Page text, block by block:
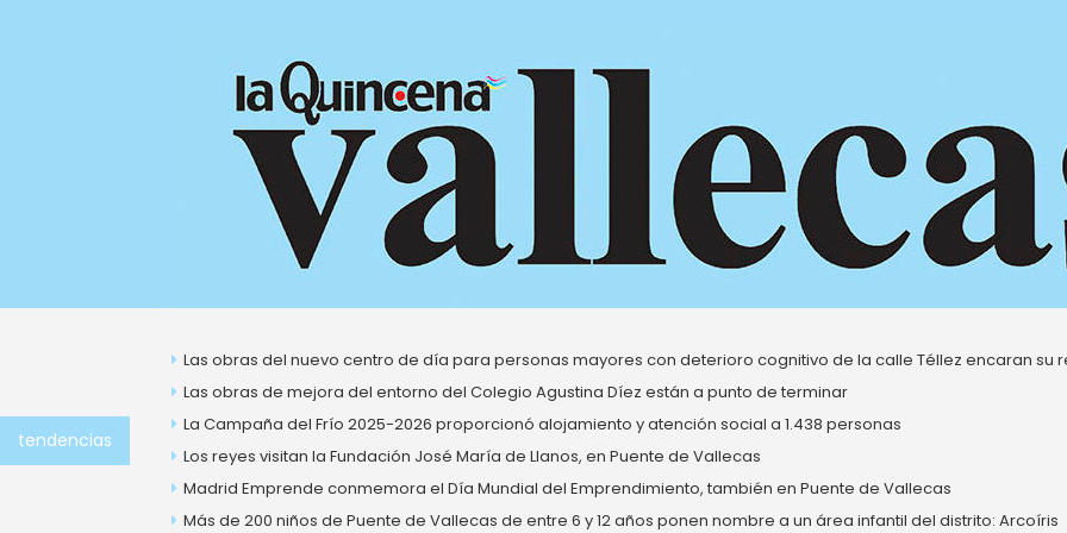
tendencias
Las obras del nuevo centro de día para personas mayores con deterioro cognitivo de la calle Téllez encaran su
Las obras de mejora del entorno del Colegio Agustina Díez están a punto de terminar
La Campaña del Frío 2025-2026 proporcionó alojamiento y atención social a 1.438 personas
Los reyes visitan la Fundación José María de Llanos, en Puente de Vallecas
Madrid Emprende conmemora el Día Mundial del Emprendimiento, también en Puente de Vallecas
Más de 200 niños de Puente de Vallecas de entre 6 y 12 años ponen nombre a un área infantil del distrito: Arcoíris